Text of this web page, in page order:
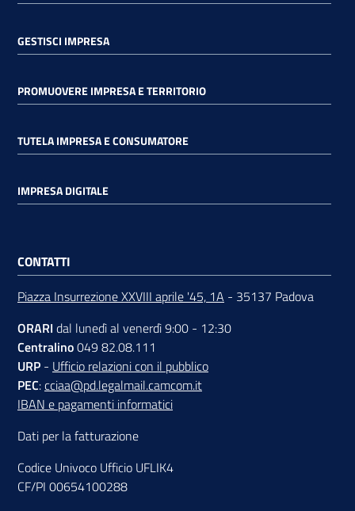
GESTISCI IMPRESA
PROMUOVERE IMPRESA E TERRITORIO
TUTELA IMPRESA E CONSUMATORE
IMPRESA DIGITALE
CONTATTI
Piazza Insurrezione XXVIII aprile '45, 1A - 35137 Padova
ORARI dal lunedì al venerdì 9:00 - 12:30
Centralino049 82.08.111
URP - Ufficio relazioni con il pubblico
PEC:cciaa@pd.legalmail.camcom.it
IBAN e pagamenti informatici
Dati per la fatturazione
Codice Univoco Ufficio UFLIK4
CF/PI 00654100288